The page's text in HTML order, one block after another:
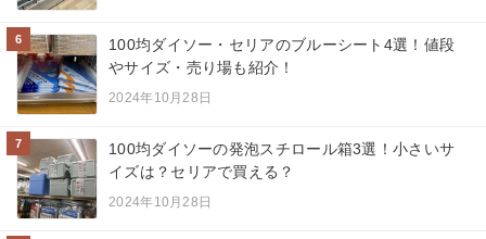
6
100均ダイソー・セリアのブルーシート4選！値段
やサイズ・売り場も紹介！
2024年10月28日
7
100均ダイソーの発泡スチロール箱3選！小さいサ
イズは？セリアで買える？
2024年10月28日